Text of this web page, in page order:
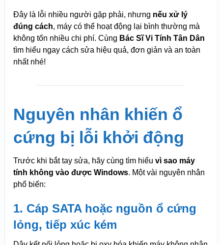
Đây là lỗi nhiều người gặp phải, nhưng nếu xử lý
đúng cách, máy có thể hoạt động lại bình thường mà
không tốn nhiều chi phí. Cùng Bác Sĩ Vi Tính Tân Dân
tìm hiểu ngay cách sửa hiệu quả, đơn giản và an toàn
nhất nhé!
Nguyên nhân khiến ổ
cứng bị lỗi khởi động
Trước khi bắt tay sửa, hãy cùng tìm hiểu vì sao máy
tính không vào được Windows. Một vài nguyên nhân
phổ biến:
1. Cáp SATA hoặc nguồn ổ cứng
lỏng, tiếp xúc kém